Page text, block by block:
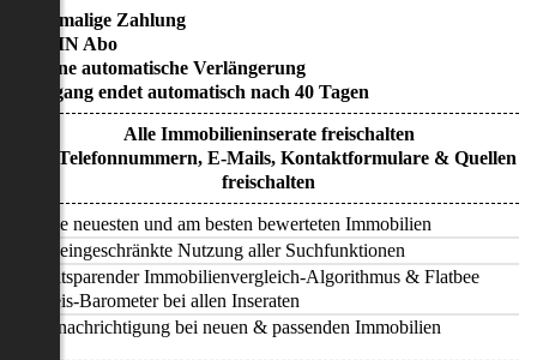
• Einmalige Zahlung
• KEIN Abo
• Keine automatische Verlängerung
• Zugang endet automatisch nach 40 Tagen
Alle Immobilieninserate freischalten
Alle Telefonnummern, E-Mails, Kontaktformulare & Quellen
freischalten
Alle neuesten und am besten bewerteten Immobilien
Uneingeschränkte Nutzung aller Suchfunktionen
Zeitsparender Immobilienvergleich-Algorithmus & Flatbee
Preis-Barometer bei allen Inseraten
Benachrichtigung bei neuen & passenden Immobilien